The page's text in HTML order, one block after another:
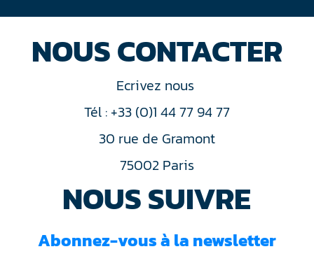
NOUS CONTACTER
Ecrivez nous
Tél : +33 (0)1 44 77 94 77
30 rue de Gramont
75002 Paris
NOUS SUIVRE
Abonnez-vous à la newsletter